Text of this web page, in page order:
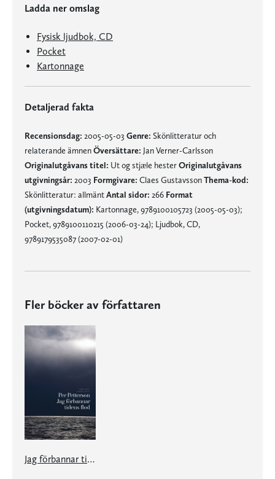
Ladda ner omslag
Fysisk ljudbok, CD
Pocket
Kartonnage
Detaljerad fakta
Recensionsdag: 2005-05-03 Genre: Skönlitteratur och
relaterande ämnenÖversättare: Jan Verner-Carlsson
Originalutgåvans titel: Ut og stjæle hesterOriginalutgåvans
utgivningsår: 2003 Formgivare: Claes GustavssonThema-kod:
Skönlitteratur: allmäntAntal sidor: 266 Format
(utgivningsdatum): Kartonnage, 9789100105723 (2005-05-03);
Pocket, 9789100110215 (2006-03-24); Ljudbok, CD,
9789179535087 (2007-02-01)
Fler böcker av författaren
Jag förbannar tidens flod